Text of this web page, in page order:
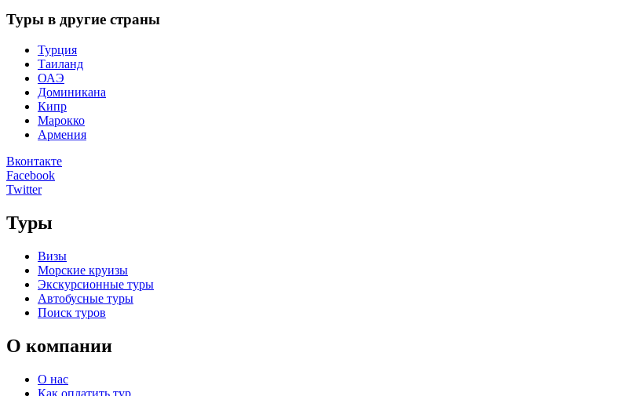
Туры в другие страны
Турция
Таиланд
ОАЭ
Доминикана
Кипр
Марокко
Армения
Вконтакте
Facebook
Twitter
Туры
Визы
Морские круизы
Экскурсионные туры
Автобусные туры
Поиск туров
О компании
О нас
Как оплатить тур